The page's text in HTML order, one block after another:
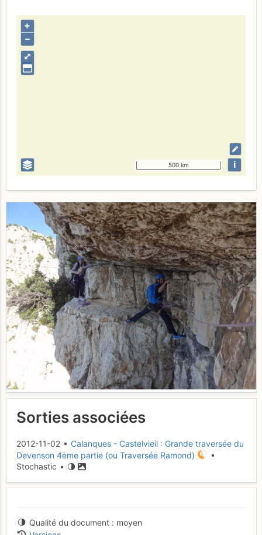
⤢
+
–
500 km i
Sorties associées
2012-11-02 • Calanques - Castelvieil : Grande traversée du
Devenson 4ème partie (ou Traversée Ramond)
•
Stochastic •
Qualité du document
moyen